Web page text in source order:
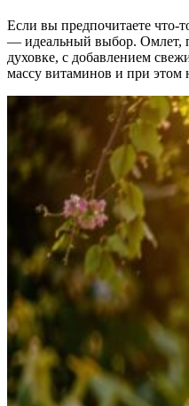
Если вы предпочитаете что-
— идеальный выбор. Омлет,
духовке, с добавлением
массу витаминов и при этом